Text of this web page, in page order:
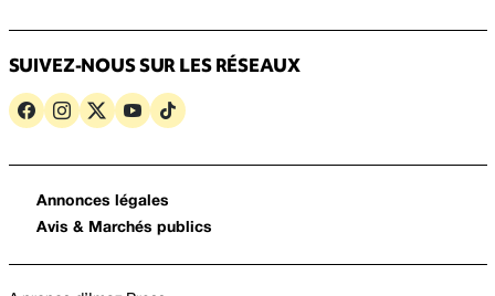
SUIVEZ-NOUS SUR LES RÉSEAUX
Annonces légales
Avis & Marchés publics